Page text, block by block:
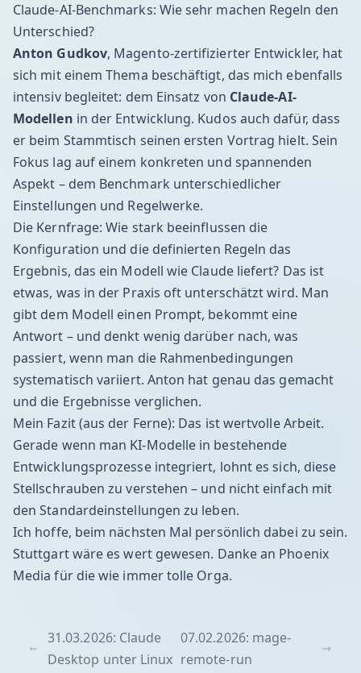
Claude-AI-Benchmarks: Wie sehr machen Regeln den
Unterschied?
Anton Gudkov, Magento-zertifizierter Entwickler, hat
sich mit einem Thema beschäftigt, das mich ebenfalls
intensiv begleitet: dem Einsatz von Claude-AI-
Modellen in der Entwicklung. Kudos auch dafür, dass
er beim Stammtisch seinen ersten Vortrag hielt. Sein
Fokus lag auf einem konkreten und spannenden
Aspekt – dem Benchmark unterschiedlicher
Einstellungen und Regelwerke.
Die Kernfrage: Wie stark beeinflussen die
Konfiguration und die definierten Regeln das
Ergebnis, das ein Modell wie Claude liefert? Das ist
etwas, was in der Praxis oft unterschätzt wird. Man
gibt dem Modell einen Prompt, bekommt eine
Antwort – und denkt wenig darüber nach, was
passiert, wenn man die Rahmenbedingungen
systematisch variiert. Anton hat genau das gemacht
und die Ergebnisse verglichen.
Mein Fazit (aus der Ferne): Das ist wertvolle Arbeit.
Gerade wenn man KI-Modelle in bestehende
Entwicklungsprozesse integriert, lohnt es sich, diese
Stellschrauben zu verstehen – und nicht einfach mit
den Standardeinstellungen zu leben.
Ich hoffe, beim nächsten Mal persönlich dabei zu sein.
Stuttgart wäre es wert gewesen. Danke an Phoenix
Media für die wie immer tolle Orga.
31.03.2026: Claude
Desktop unter Linux
07.02.2026: mage-
remote-run